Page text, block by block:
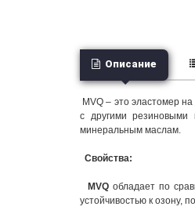
Описание
MVQ – это эластомер
с другими резиновыми
минеральным маслам.
Свойства:
MVQ обладает по
устойчивостью к озону,